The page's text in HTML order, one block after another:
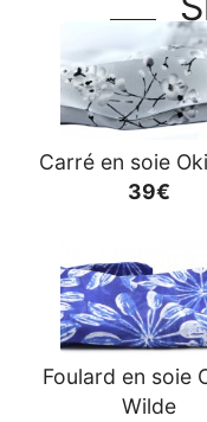
Carré en soie
39€
Foulard en soie
Wilde